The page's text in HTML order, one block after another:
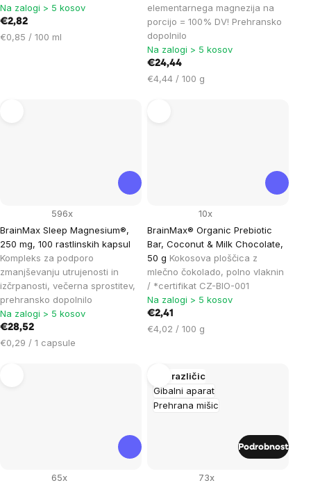
Na zalogi > 5 kosov
€2,82
Cena
€0,85 / 100 ml
elementarnega magnezija na
porcijo = 100% DV! Prehransko
dopolnilo
Na zalogi > 5 kosov
€24,44
Cena
€4,44 / 100 g
BrainMax Sleep Magnesium®,
250 mg, 100 rastlinskih kapsul
Kompleks za podporo
zmanjševanju utrujenosti in
izčrpanosti, večerna sprostitev,
prehransko dopolnilo
596x
Na zalogi > 5 kosov
€28,52
Cena
€0,29 / 1 capsule
BrainMax® Organic Prebiotic
Bar, Coconut & Milk Chocolate,
50 g Kokosova ploščica z
mlečno čokolado, polno vlaknin
/ *certifikat CZ-BIO-001
10x
Na zalogi > 5 kosov
€2,41
Cena
€4,02 / 100 g
65x
Gibalni aparat
Prehrana mišic
Več različic
73x
Podrobnost